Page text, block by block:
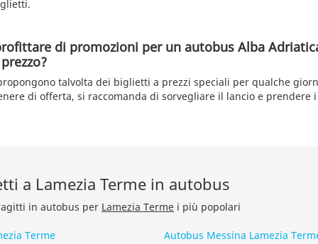
di promozioni per un autobus Alba
talvolta dei biglietti a prezzi speciali per qualche
di offerta, si raccomanda di sorvegliare il lancio e prendere
a Lamezia Terme in autobus
in autobus per Lamezia Terme i più popolari
Terme
Autobus Messina Lamezia